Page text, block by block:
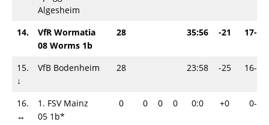
Algesheim
14.
VfR Wormatia
08 Worms 1b
28 35:56 -21 17-39
15.
↓
VfB Bodenheim 28 23:58 -25 16-40
16.
↔
1. FSV Mainz
05 1b*
0 0 0 0 0:0 +0 0-0